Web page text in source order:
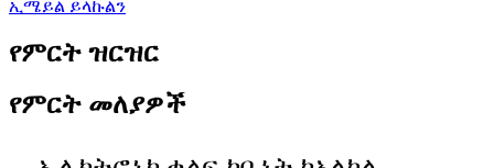
ኢሜይል ይላኩልን
የምርት ዝርዝር
የምርት መለያዎች